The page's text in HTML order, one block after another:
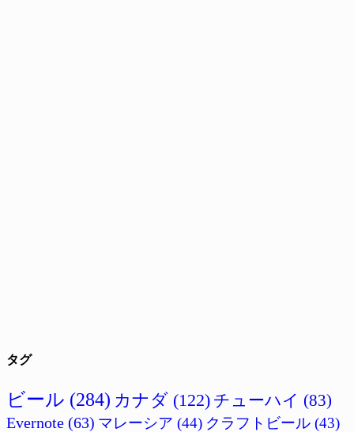
タグ
ビール (284) カナダ (122) チューハイ (83)
Evernote (63) マレーシア (44) クラフトビール (43)